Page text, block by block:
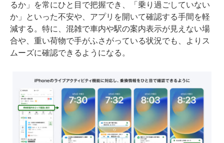
るか」を常にひと目で把握でき、「乗り過ごしていない
か」といった不安や、アプリを開いて確認する手間を軽
減する。特に、混雑で車内や駅の案内表示が見えない場
合や、重い荷物で手がふさがっている状況でも、よりス
ムーズに確認できるようになる。